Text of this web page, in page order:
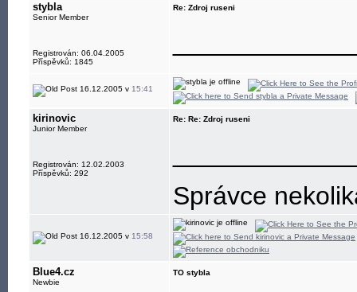
stybla
Senior Member
Registrován: 06.04.2005
Příspěvků: 1845
Re: Zdroj ruseni
16.12.2005 v 15:41
kirinovic
Junior Member
Registrován: 12.02.2003
Příspěvků: 292
Re: Re: Zdroj ruseni
Správce
16.12.2005 v 15:58
Blue4.cz
Newbie
TO stybla